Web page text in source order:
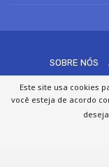
SOBRE NÓS
POLÍTICA DE
© 2020 - 2026
Este site usa cookies
você esteja de acordo